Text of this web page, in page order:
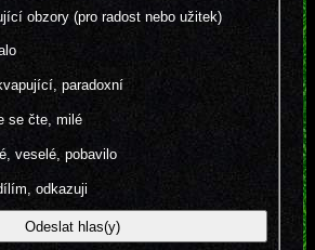
obzory (pro radost nebo užitek)
paradoxní
se čte, milé
veselé, pobavilo
odkazuji